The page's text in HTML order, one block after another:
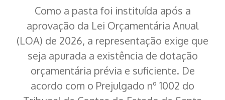
Como a pasta foi instituída após a
aprovação da Lei Orçamentária Anual
(LOA) de 2026, a representação exige que
seja apurada a existência de dotação
orçamentária prévia e suficiente. De
acordo com o Prejulgado nº 1002 do